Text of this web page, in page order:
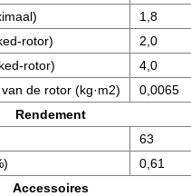
1,8
rotor)
2,0
rotor)
4,0
de rotor (kg·m2)
0,0065
Rendement
63
0,61
Accessoires